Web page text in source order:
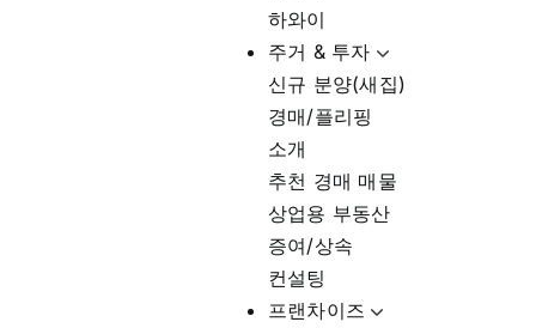
하와이
주거 & 투자
신규 분양(새집)
경매/플리핑
소개
추천 경매 매물
상업용 부동산
증여/상속
컨설팅
프랜차이즈